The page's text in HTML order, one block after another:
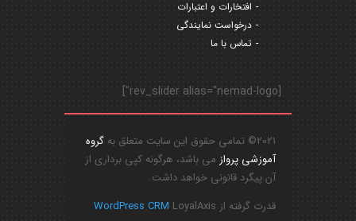
افتخارات و اعتبارات
درخواست نمایندگی
تماس با ما
[rev_slider alias="nemad-logo"]
2021© تمامی حقوق این سایت متعلق به
گروه
آموزشی پروازمی باشد، هرگونه کپی برداری از
آن پیگرد قانونی خواهد داشت.
قدرت گرفته از
WordPress CRM LoyalAxis